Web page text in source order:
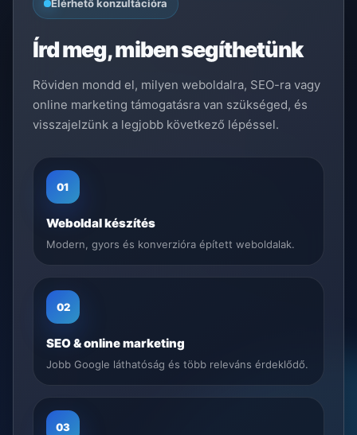
Elérhető konzultációra
Írd meg, miben segíthetünk
Röviden mondd el, milyen weboldalra, SEO-ra vagy
online marketing támogatásra van szükséged, és
visszajelzünk a legjobb következő lépéssel.
01
Weboldal készítés
Modern, gyors és konverzióra épített weboldalak.
02
SEO & online marketing
Jobb Google láthatóság és több releváns érdeklődő.
03